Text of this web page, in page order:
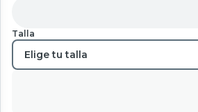
Talla